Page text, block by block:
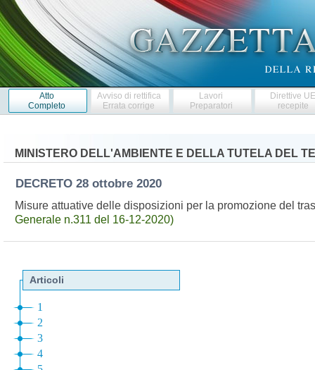
Atto
Completo
Avviso di rettifica
Errata corrige
Lavori
Preparatori
Direttive
recepite
MINISTERO DELL'AMBIENTE E DELLA TUTELA DEL
DECRETO 28 ottobre 2020
Misure attuative delle disposizioni per la promozione del
Generale n.311 del 16-12-2020)